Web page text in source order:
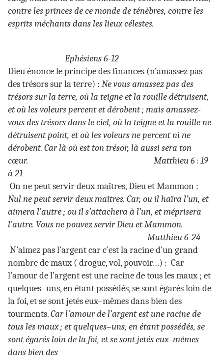
contre les princes de ce monde de ténèbres, contre les
esprits méchants dans les lieux célestes.
Ephésiens 6-12
Dieu énonce le principe des finances (n’amassez pas
des trésors sur la terre) : Ne vous amassez pas des
trésors sur la terre, où la teigne et la rouille détruisent,
et où les voleurs percent et dérobent ; mais amassez-
vous des trésors dans le ciel, où la teigne et la rouille ne
détruisent point, et où les voleurs ne percent ni ne
dérobent. Car là où est ton trésor, là aussi sera ton
cœur. Matthieu 6 : 19
à 21
On ne peut servir deux maîtres, Dieu et Mammon :
Nul ne peut servir deux maîtres. Car, ou il haïra l’un, et
aimera l’autre ; ou il s’attachera à l’un, et méprisera
l’autre. Vous ne pouvez servir Dieu et Mammon.
Matthieu 6-24
N’aimez pas l’argent car c’est la racine d’un grand
nombre de maux ( drogue, vol, pouvoir…) : Car
l’amour de l’argent est une racine de tous les maux ; et
quelques–uns, en étant possédés, se sont égarés loin de
la foi, et se sont jetés eux–mêmes dans bien des
tourments.Car l’amour de l’argent est une racine de
tous les maux ; et quelques–uns, en étant possédés, se
sont égarés loin de la foi, et se sont jetés eux–mêmes
dans bien des